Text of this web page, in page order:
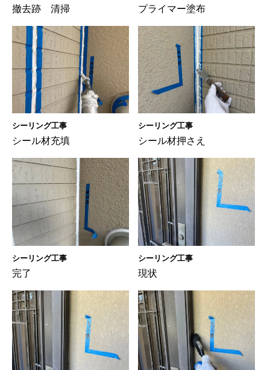
撤去跡 清掃 プライマー塗布
シーリング工事
シール材充填
シーリング工事
シール材押さえ
シーリング工事
完了
シーリング工事
現状